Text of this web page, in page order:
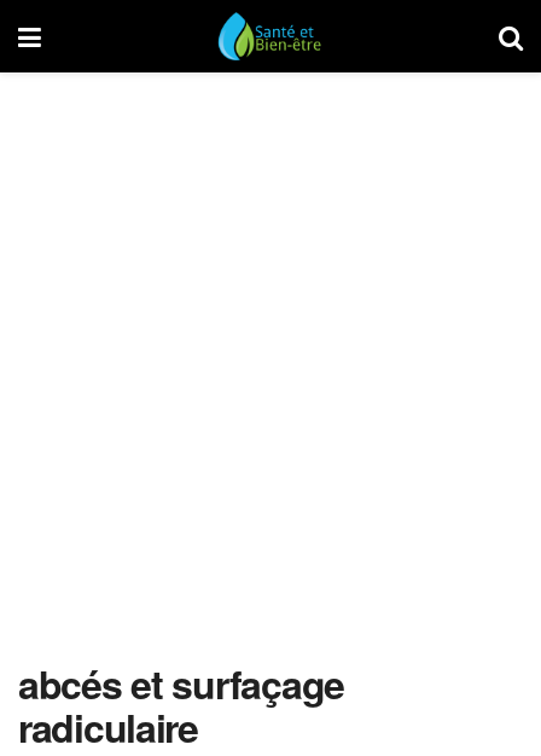
abcés et surfaçage
radiculaire